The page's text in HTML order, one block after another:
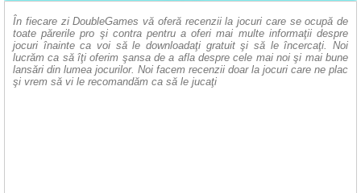
În fiecare zi DoubleGames vă oferă recenzii la jocuri care se ocupă de
toate părerile pro şi contra pentru a oferi mai multe informaţii despre
jocuri înainte ca voi să le downloadaţi gratuit şi să le încercaţi. Noi
lucrăm ca să îţi oferim şansa de a afla despre cele mai noi şi mai bune
lansări din lumea jocurilor. Noi facem recenzii doar la jocuri care ne plac
şi vrem să vi le recomandăm ca să le jucaţi